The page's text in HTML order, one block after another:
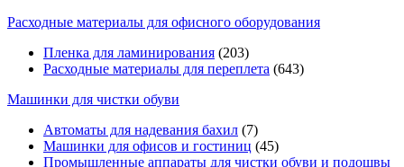
Расходные материалы для офисного оборудования
Пленка для ламинирования (203)
Расходные материалы для переплета (643)
Машинки для чистки обуви
Автоматы для надевания бахил (7)
Машинки для офисов и гостиниц (45)
Промышленные аппараты для чистки обуви и подошвы